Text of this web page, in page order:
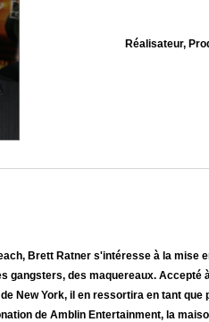
Réalisateur,
Brett Ratner s'intéresse à la mise
gangsters, des maquereaux. Accepté
New York, il en ressortira en tant que
de Amblin Entertainment, la